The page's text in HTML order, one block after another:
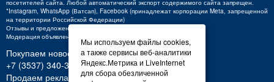
посетителей сайта. Любой автоматический экспорт содержимого сайта запрещен.
*Instagram, WhatsApp (Ватсап), Facebook (принадлежат корпорации Meta, запрещенной
на территории Российской Федерации)
Отзывы и предложения о работе портала:
Модерация объявлений +7 (3537) 32-71-28
Покупаем новости:
+7 (3537) 340-300,340300@orsk.ru
Продаем рекламу:
Мы используем файлы cookies,
а также сервисы веб-аналитики
Яндекс.Метрика и LiveInternet
для сбора обезличенной